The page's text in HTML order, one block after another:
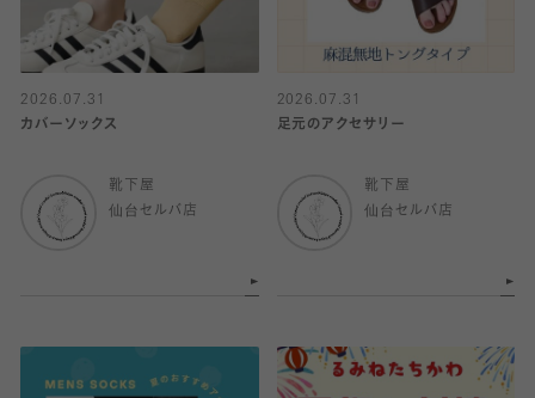
2026.07.31
カバーソックス
靴下屋
仙台セルバ店
2026.07.31
足元のアクセサリー
靴下屋
仙台セルバ店